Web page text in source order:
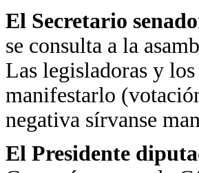
El Secretario
se consulta a la
Las legisladoras y
manifestarlo
negativa sírvanse
El Presidente